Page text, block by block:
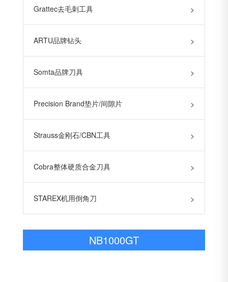
Grattec去毛刺工具 >
ARTU品牌钻头 >
Somta品牌刀具 >
Precision Brand垫片/间隙片 >
Strauss金刚石/CBN工具 >
Cobra整体硬质合金刀具 >
STAREX机用倒角刀 >
NB1000GT